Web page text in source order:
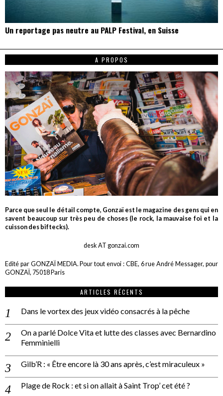
Un reportage pas neutre au PALP Festival, en Suisse
A PROPOS
Parce que seul le détail compte, Gonzaï est le magazine des gens qui en
savent beaucoup sur très peu de choses (le rock, la mauvaise foi et la
cuisson des biftecks).
desk AT gonzai.com
Edité par GONZAÏ MEDIA. Pour tout envoi : CBE, 6 rue André Messager, pour
GONZAÏ, 75018 Paris
ARTICLES RÉCENTS
Dans le vortex des jeux vidéo consacrés à la pêche
On a parlé Dolce Vita et lutte des classes avec Bernardino
Femminielli
Gilb’R : « Être encore là 30 ans après, c’est miraculeux »
Plage de Rock : et si on allait à Saint Trop’ cet été ?